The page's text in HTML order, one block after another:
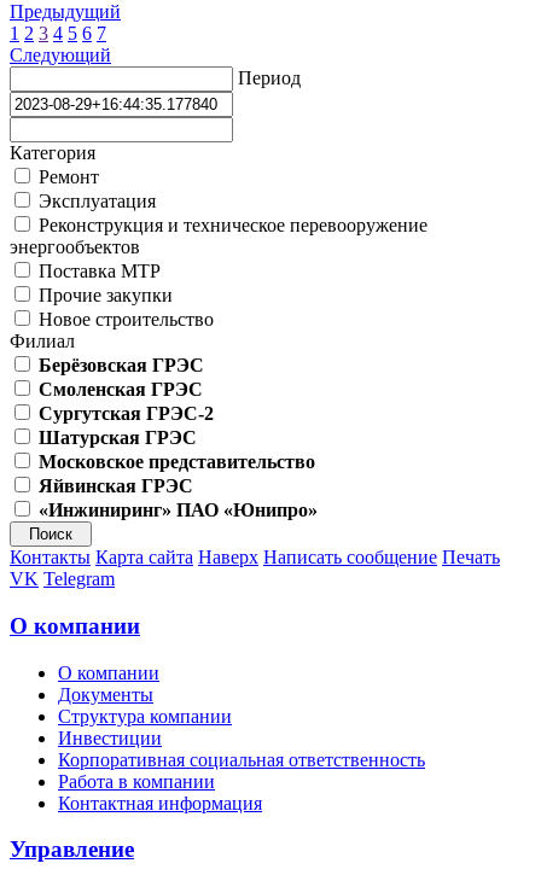
Предыдущий
1 2 3 4 5 6 7
Следующий
Период
Категория
Ремонт
Эксплуатация
Реконструкция и техническое перевооружение
энергообъектов
Поставка МТР
Прочие закупки
Новое строительство
Филиал
Берёзовская ГРЭС
Смоленская ГРЭС
Сургутская ГРЭС-2
Шатурская ГРЭС
Московское представительство
Яйвинская ГРЭС
«Инжиниринг» ПАО «Юнипро»
Контакты Карта сайта Наверх Написать сообщение Печать
VK Telegram
О компании
О компании
Документы
Структура компании
Инвестиции
Корпоративная социальная ответственность
Работа в компании
Контактная информация
Управление